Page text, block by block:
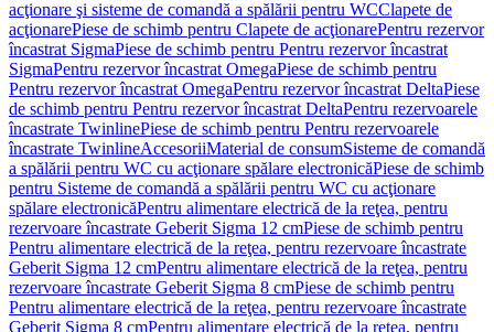
acţionare şi sisteme de comandă a spălării pentru WCClapete de
acţionarePiese de schimb pentru Clapete de acţionarePentru rezervor
încastrat SigmaPiese de schimb pentru Pentru rezervor încastrat
SigmaPentru rezervor încastrat OmegaPiese de schimb pentru
Pentru rezervor încastrat OmegaPentru rezervor încastrat DeltaPiese
de schimb pentru Pentru rezervor încastrat DeltaPentru rezervoarele
încastrate TwinlinePiese de schimb pentru Pentru rezervoarele
încastrate TwinlineAccesoriiMaterial de consumSisteme de comandă
a spălării pentru WC cu acţionare spălare electronicăPiese de schimb
pentru Sisteme de comandă a spălării pentru WC cu acţionare
spălare electronicăPentru alimentare electrică de la reţea, pentru
rezervoare încastrate Geberit Sigma 12 cmPiese de schimb pentru
Pentru alimentare electrică de la reţea, pentru rezervoare încastrate
Geberit Sigma 12 cmPentru alimentare electrică de la reţea, pentru
rezervoare încastrate Geberit Sigma 8 cmPiese de schimb pentru
Pentru alimentare electrică de la reţea, pentru rezervoare încastrate
Geberit Sigma 8 cmPentru alimentare electrică de la reţea, pentru